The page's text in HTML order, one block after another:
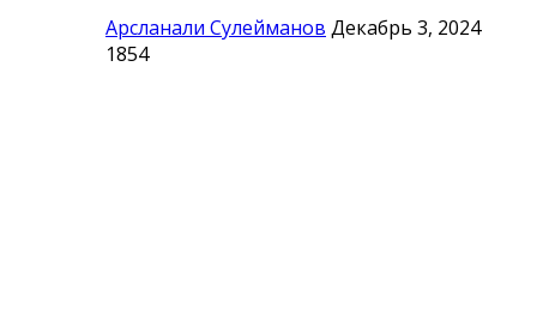
Арсланали Сулейманов Декабрь 3, 2024
1854